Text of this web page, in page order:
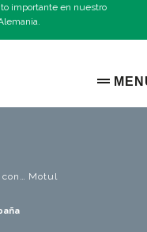
importante en nuestro
OPEN
con… Motul